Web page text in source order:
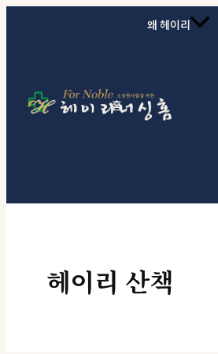
홈
왜 헤이리
헤이리 산책